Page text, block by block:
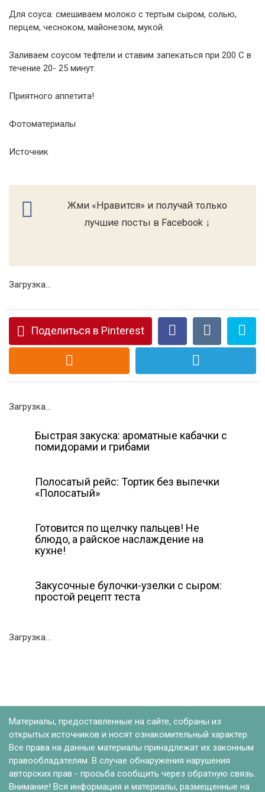
Для соуса: смешиваем молоко с тертым сыром, солью,
перцем, чесноком, майонезом, мукой.
Заливаем соусом тефтели и ставим запекаться при 200 С в
течение 20- 25 минут.
Приятного аппетита!
Фотоматериалы
Источник
Жми «Нравится» и получай только
лучшие посты в Facebook ↓
Загрузка...
Поделиться в Pinterest
Загрузка...
Быстрая закуска: ароматные кабачки с
помидорами и грибами
Полосатый рейс: Тортик без выпечки
«Полосатый»
Готовится по щелчку пальцев! Не
блюдо, а райское наслаждение на
кухне!
Закусочные булочки-узелки с сыром:
простой рецепт теста
Загрузка...
Материалы, предоставленные на сайте, собраны из
открытых источников и носят ознакомительный характер.
Все права на данные материалы принадлежат их законным
правообладателям. В случае обнаружения нарушения
авторских прав - просьба сообщить через обратную связь.
Внимание! Вся информация и материалы, размещенные на